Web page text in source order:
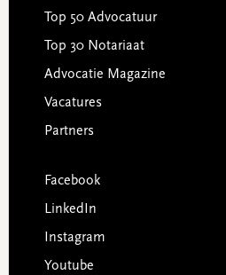
Top 50 Advocatuur
Top 30 Notariaat
Advocatie Magazine
Vacatures
Partners
Facebook
LinkedIn
Instagram
Youtube